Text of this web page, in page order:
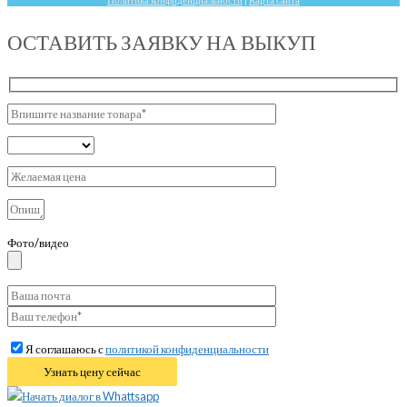
ОСТАВИТЬ ЗАЯВКУ НА ВЫКУП
Фото/видео
Я соглашаюсь сполитикой конфиденциальности
Начать диалог в Whattsapp